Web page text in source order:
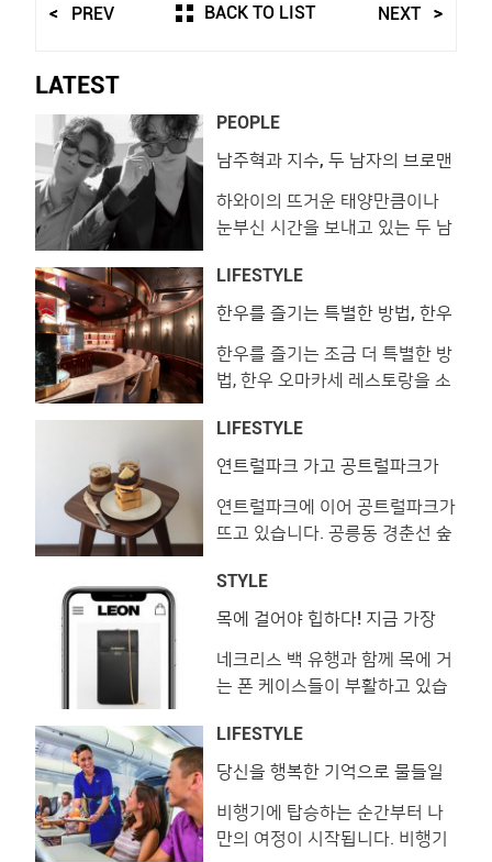
PREV BACK TO LIST NEXT
LATEST
PEOPLE
남주혁과 지수, 두 남자의 브로맨
하와이의 뜨거운 태양만큼이나
눈부신 시간을 보내고 있는 두 남
에서 우연한 만남을 이룬 그들은
어느덧 발맞춰 길을 걷는 아름다
계 대표 브로맨스를 보여주는 남
주혁과 지수가 하와이로 떠났습
위기를 만끽하는 멋진 두 배우를
<레옹> 카메라에 담았습니다. (지
컨. 슈트, 셔츠 모두 탑지오 by 로
드앤테일러. (남
LIFESTYLE
한우를 즐기는 특별한 방법, 한우
한우를 즐기는 조금 더 특별한 방
법, 한우 오마카세 레스토랑을 소
선을 압도하거나 한우와 위스키
를 페어링하는 등 저마다의 장기
View this post on Instagram ⭐️
부로일 ⭐️ 몰트위스키와 와인, 내
끝판왕‼️ 부로일에서 느껴보세요
💕 #부로일 #BROIL #부로일압
집 #압구정맛집 #압구정로데오
#압구정로데
LIFESTYLE
연트럴파크 가고 공트럴파크가
연트럴파크에 이어 공트럴파크가
뜨고 있습니다. 공릉동 경춘선 숲
개성 강한 숍들이 들어서고 있는
것인데요. 아직은 나만 알고 싶은
와 마실거리를 소개합니다. 알러
이 View this post on Instagram
소스라이스누들 #쉬림프머니백
덤블림스 #알러이 #공릉동 A
(@yooomiiing) on Nov 22,
2018 at 7:37pm PST 오랜 시간
STYLE
목에 걸어야 힙하다! 지금 가장
네크리스 백 유행과 함께 목에 거
는 폰 케이스들이 부활하고 있습
이스들은 그 사치스러운 디테일
과 견고한 만듦새가 웬만한 백 못
엄선한 5가지 패션 브랜드의 목
에 거는 폰 케이스들을 소개합니
LIFESTYLE
당신을 행복한 기억으로 물들일
비행기에 탑승하는 순간부터 나
만의 여정이 시작됩니다. 비행기